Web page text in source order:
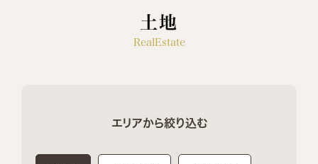
土地
RealEstate
エリアから絞り込む